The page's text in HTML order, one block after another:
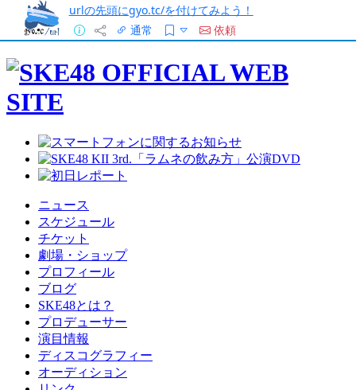
urlの先頭にgyo.tc/を付けてみよう！
通常
依頼